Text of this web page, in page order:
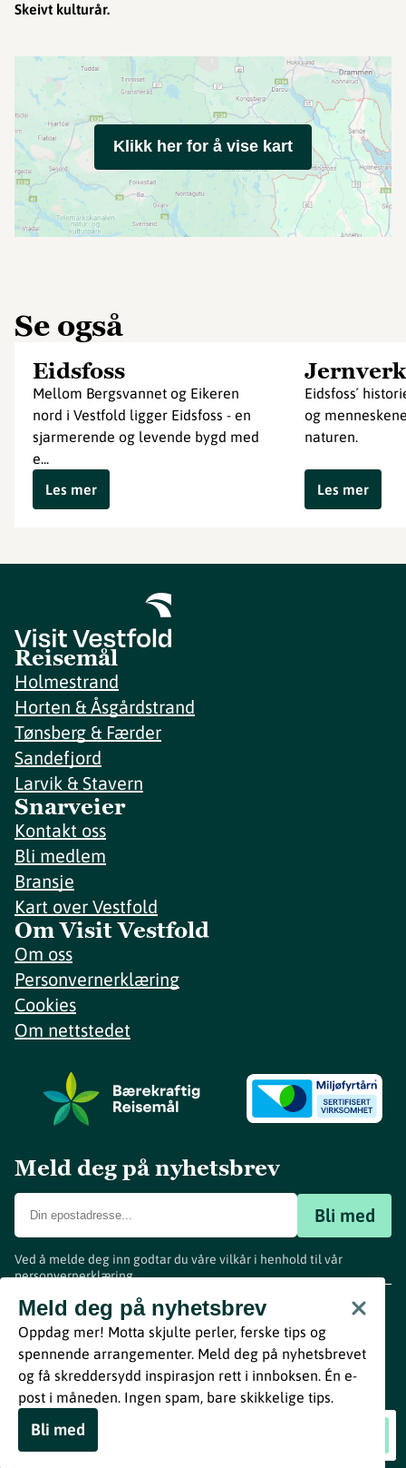
Skeivt kulturår.
Klikk her for å vise kart
Internasjonal kvinnedag
Se også
Eidsfoss
Mellom Bergsvannet og Eikeren
nord i Vestfold ligger Eidsfoss - en
sjarmerende og levende bygd med
e...
Les mer
Eidsfoss´
og
naturen.
Les mer
Reisemål
Holmestrand
Horten & Åsgårdstrand
Tønsberg & Færder
Sandefjord
Larvik & Stavern
Snarveier
Kontakt oss
Bli medlem
Bransje
Kart over Vestfold
Om Visit Vestfold
Om oss
Personvernerklæring
Cookies
Om nettstedet
Meld deg på nyhetsbrev
Bli med
Ved å melde deg inn godtar du våre vilkår i henhold til vår
personvernerklæring.
Meld deg på nyhetsbrev
Oppdag mer! Motta skjulte perler, ferske tips og
spennende arrangementer. Meld deg på nyhetsbrevet
og få skreddersydd inspirasjon rett i innboksen. Én e-
post i måneden. Ingen spam, bare skikkelige tips.
Bli med
www.visitvestfold.com
Turistinformasjon
Vestfold Fylkeskommune
ByBreakfast